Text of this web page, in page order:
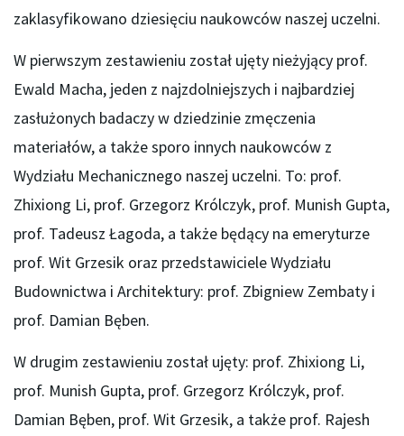
zaklasyfikowano dziesięciu naukowców naszej uczelni.
W pierwszym zestawieniu został ujęty nieżyjący prof.
Ewald Macha, jeden z najzdolniejszych i najbardziej
zasłużonych badaczy w dziedzinie zmęczenia
materiałów, a także sporo innych naukowców z
Wydziału Mechanicznego naszej uczelni. To: prof.
Zhixiong Li, prof. Grzegorz Królczyk, prof. Munish Gupta,
prof. Tadeusz Łagoda, a także będący na emeryturze
prof. Wit Grzesik oraz przedstawiciele Wydziału
Budownictwa i Architektury: prof. Zbigniew Zembaty i
prof. Damian Bęben.
W drugim zestawieniu został ujęty: prof. Zhixiong Li,
prof. Munish Gupta, prof. Grzegorz Królczyk, prof.
Damian Bęben, prof. Wit Grzesik, a także prof. Rajesh